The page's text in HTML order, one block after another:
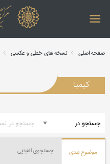
صفحه اصلی نسخه های خطی و عکسی
کیمیا
موضوع بندی جستجوی الفبایی